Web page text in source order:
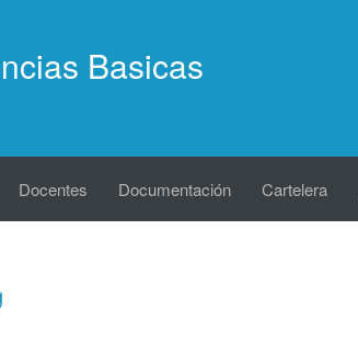
Basicas
Docentes Documentación Cartelera